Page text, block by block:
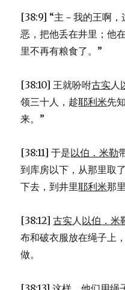
[38:9] “主－我的王啊，
恶，把他丢在井里；他
里不再有粮食了。”
[38:10] 王就吩咐古实人
领三十人，趁耶利米先
来。”
[38:11] 于是以伯．米勒
到库房以下，从那里取
下去，到井里耶利米那里
[38:12]古实人以伯．米
布和破衣服放在绳子上
做。